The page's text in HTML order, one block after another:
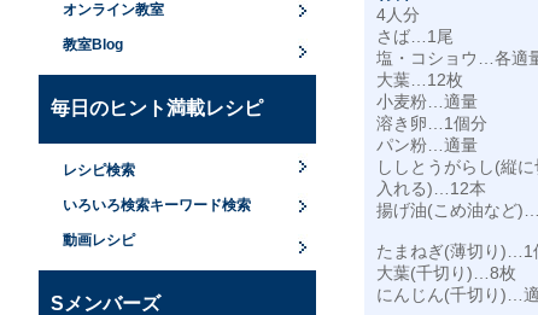
オンライン教室
教室Blog
毎日のヒント満載レシピ
レシピ検索
いろいろ検索キーワード検索
動画レシピ
Sメンバーズ
4人分
さば…1尾
塩・コショウ…各適
大葉…12枚
小麦粉…適量
溶き卵…1個分
パン粉…適量
ししとうがらし(縦
入れる)…12本
揚げ油(こめ油など
たまねぎ(薄切り)…1
大葉(千切り)…8枚
にんじん(千切り)…